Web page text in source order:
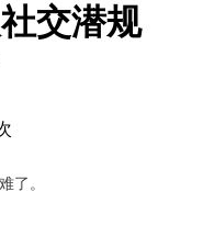
交潜规
了。